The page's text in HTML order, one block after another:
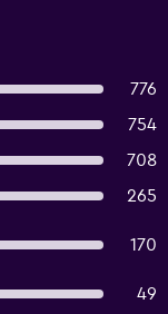
776
754
708
265
170
49